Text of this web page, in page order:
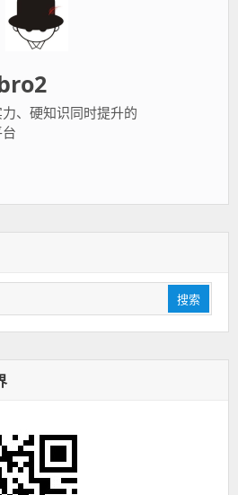
、硬知识同时提升的
搜索